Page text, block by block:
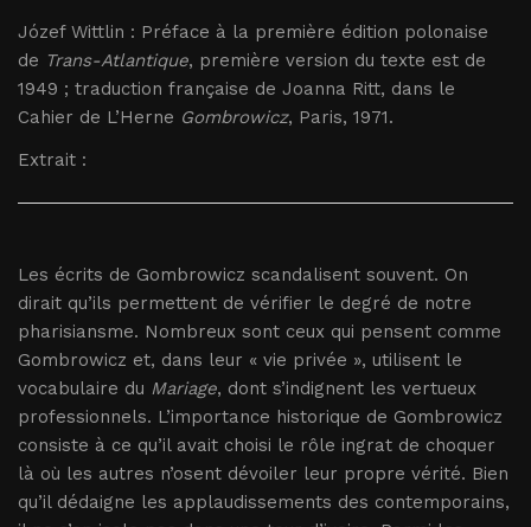
Józef Wittlin : Préface à la première édition polonaise
de Trans-Atlantique, première version du texte est de
1949 ; traduction française de Joanna Ritt, dans le
Cahier de L’Herne Gombrowicz, Paris, 1971.
Extrait :
Les écrits de Gombrowicz scandalisent souvent. On
dirait qu’ils permettent de vérifier le degré de notre
pharisiansme. Nombreux sont ceux qui pensent comme
Gombrowicz et, dans leur « vie privée », utilisent le
vocabulaire du Mariage, dont s’indignent les vertueux
professionnels. L’importance historique de Gombrowicz
consiste à ce qu’il avait choisi le rôle ingrat de choquer
là où les autres n’osent dévoiler leur propre vérité. Bien
qu’il dédaigne les applaudissements des contemporains,